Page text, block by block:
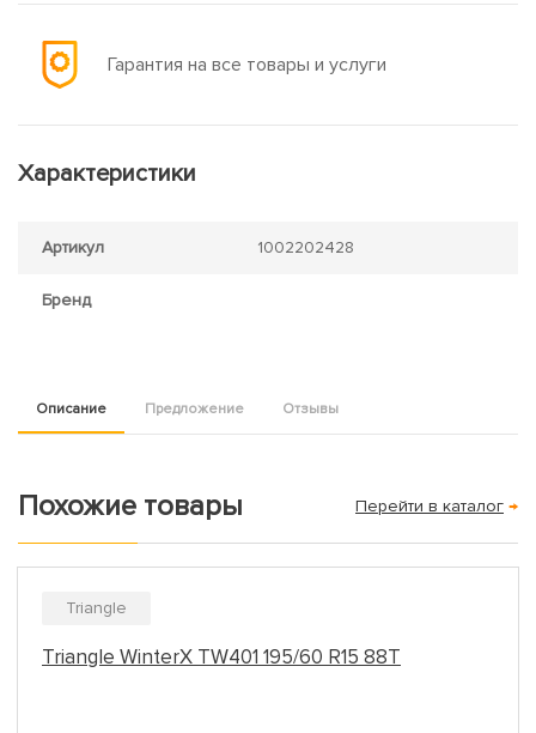
Гарантия на все товары и услуги
Характеристики
Артикул 1002202428
Бренд
Описание Предложение Отзывы
Похожие товары Перейти в каталог →
Triangle
Triangle WinterX TW401 195/60 R15 88T